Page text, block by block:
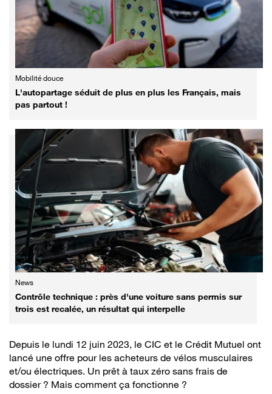
Mobilité douce
L'autopartage séduit de plus en plus les Français, mais
pas partout !
News
Contrôle technique : près d'une voiture sans permis sur
trois est recalée, un résultat qui interpelle
Depuis le lundi 12 juin 2023, le CIC et le Crédit Mutuel ont
lancé une offre pour les acheteurs de vélos musculaires
et/ou électriques. Un prêt à taux zéro sans frais de
dossier ? Mais comment ça fonctionne ?